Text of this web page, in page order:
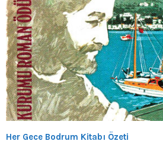
Her Gece Bodrum Kitabı Özeti